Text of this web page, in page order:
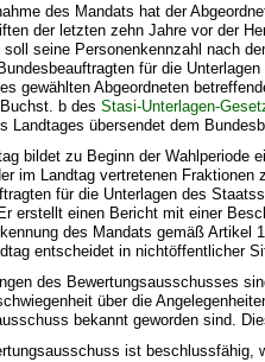
des Mandats hat der
der letzten zehn Jahre vor der
soll seine Personenkennzahl nach
für die
gewählten Abgeordneten
b desStasi-Unterlagen-
Landtages übersendet dem
bildet zu Beginn der Wahlperiode
im Landtag vertretenen
für die Unterlagen des
erstellt einen Bericht mit einer
des Mandats gemäß Artikel
entscheidet in nichtöffentlicher
des Bewertungsausschusses
über die
bekannt geworden sind.
ist beschlussfähig,